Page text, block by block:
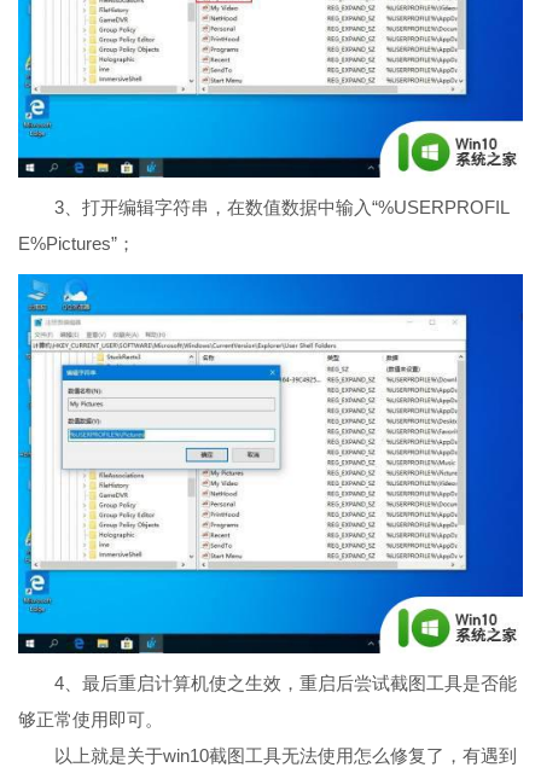
3、打开编辑字符串，在数值数据中输入“%USERPROFIL
E%Pictures”；
4、最后重启计算机使之生效，重启后尝试截图工具是否能
够正常使用即可。
以上就是关于win10截图工具无法使用怎么修复了，有遇到